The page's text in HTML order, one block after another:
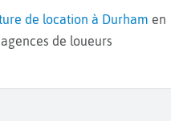
de location à Durham en
de loueurs